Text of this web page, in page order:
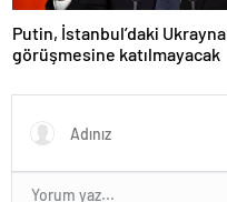
Putin, İstanbul’daki Ukrayna
görüşmesine katılmayacak